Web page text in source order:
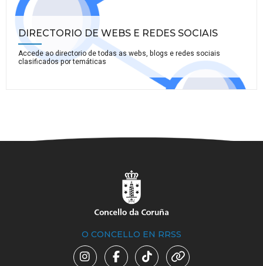
DIRECTORIO DE WEBS E REDES SOCIAIS
Accede ao directorio de todas as webs, blogs e redes sociais
clasificados por temáticas
O CONCELLO EN RRSS